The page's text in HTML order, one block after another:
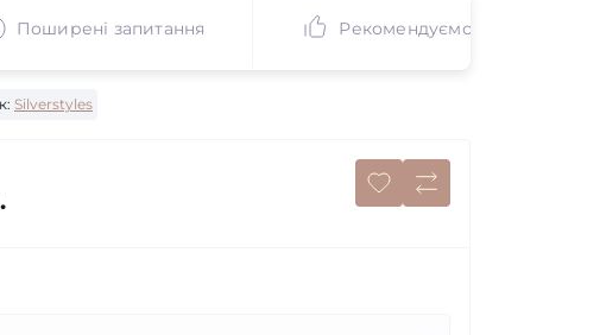
Поширені запитання Рекомендуємо
Silverstyles